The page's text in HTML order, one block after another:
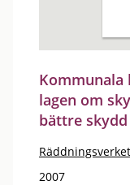
Kommunala
lagen om
bättre
Räddningsverket
2007